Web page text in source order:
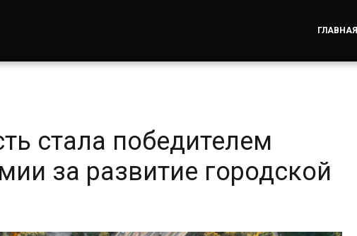
ГЛАВНАЯ
стала победителем
за развитие городской